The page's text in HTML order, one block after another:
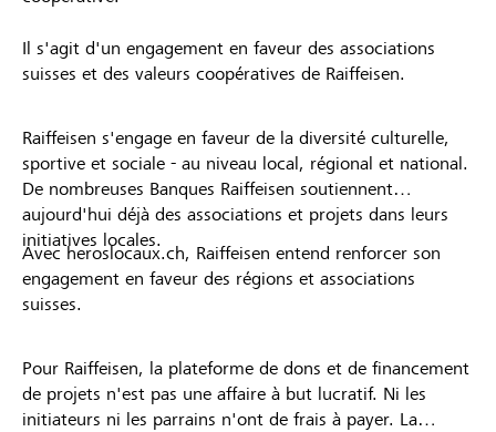
Il s'agit d'un engagement en faveur des associations
suisses et des valeurs coopératives de Raiffeisen.
Raiffeisen s'engage en faveur de la diversité culturelle,
sportive et sociale - au niveau local, régional et national.
De nombreuses Banques Raiffeisen soutiennent
aujourd'hui déjà des associations et projets dans leurs
initiatives locales.
Avec heroslocaux.ch, Raiffeisen entend renforcer son
engagement en faveur des régions et associations
suisses.
Pour Raiffeisen, la plateforme de dons et de financement
de projets n'est pas une affaire à but lucratif. Ni les
initiateurs ni les parrains n'ont de frais à payer. La